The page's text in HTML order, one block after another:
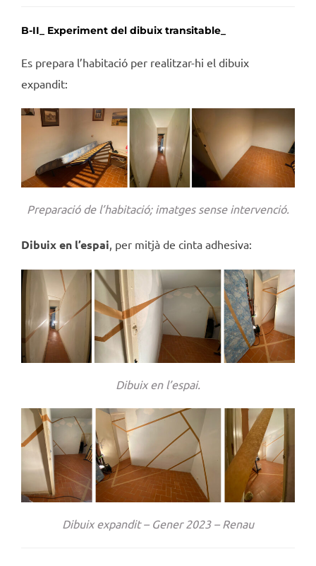
B-II_ Experiment del dibuix transitable_
Es prepara l’habitació per realitzar-hi el dibuix
expandit:
Preparació de l’habitació; imatges sense intervenció.
Dibuix en l’espai , per mitjà de cinta adhesiva:
Dibuix en l’espai.
Dibuix expandit – Gener 2023 – Renau